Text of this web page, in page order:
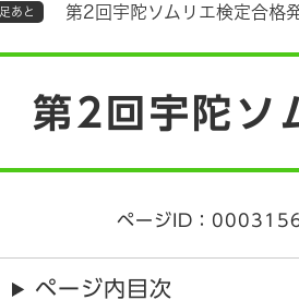
足あと 第2回宇陀ソムリエ検定合格
第2回宇陀ソ
ページID：
ページ内目次